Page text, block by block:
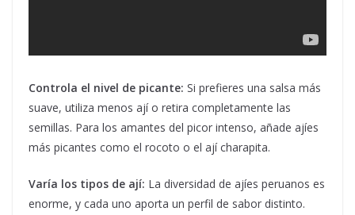
Controla el nivel de picante: Si prefieres una salsa más
suave, utiliza menos ají o retira completamente las
semillas. Para los amantes del picor intenso, añade ajíes
más picantes como el rocoto o el ají charapita.
Varía los tipos de ají: La diversidad de ajíes peruanos es
enorme, y cada uno aporta un perfil de sabor distinto.